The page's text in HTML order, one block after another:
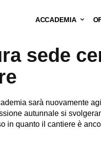
ACCADEMIA
sede
sarà nuovamente
autunnale si
in quanto il cantiere è